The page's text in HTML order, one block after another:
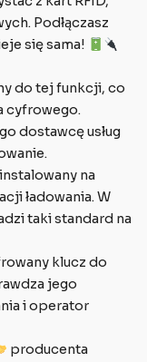
Podłączasz
się sama!
do tej funkcji, co
cyfrowego.
dostawcę usług
na
ładowania. W
taki standard na
klucz do
jego
i operator
producenta